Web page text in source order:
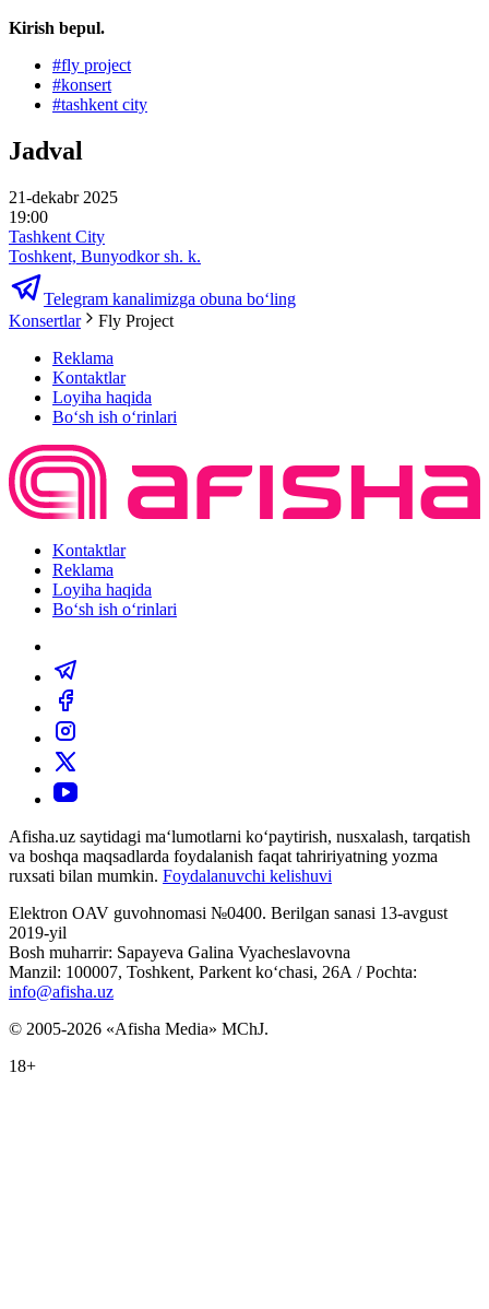
Kirish bepul.
#fly project
#konsert
#tashkent city
Jadval
21-dekabr 2025
19:00
Tashkent City
Toshkent, Bunyodkor sh. k.
Telegram kanalimizga obuna bo‘ling
Konsertlar
Fly Project
Reklama
Kontaktlar
Loyiha haqida
Bo‘sh ish o‘rinlari
Kontaktlar
Reklama
Loyiha haqida
Bo‘sh ish o‘rinlari
Afisha.uz saytidagi ma‘lumotlarni ko‘paytirish, nusxalash, tarqatish
va boshqa maqsadlarda foydalanish faqat tahririyatning yozma
ruxsati bilan mumkin. Foydalanuvchi kelishuvi
Elektron OAV guvohnomasi №0400. Berilgan sanasi 13-avgust
2019-yil
Bosh muharrir: Sapayeva Galina Vyacheslavovna
Manzil: 100007, Toshkent, Parkent ko‘chasi, 26А / Pochta:
info@afisha.uz
© 2005-2026 «Afisha Media» MChJ.
18+